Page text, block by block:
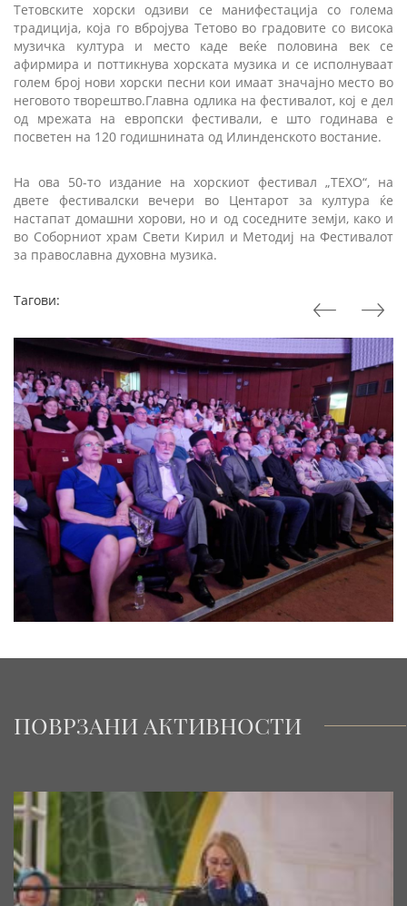
Тетовските хорски одзиви се манифестација со голема
традиција, која го вбројува Тетово во градовите со висока
музичка култура и место каде веќе половина век се
афирмира и поттикнува хорската музика и се исполнуваат
голем број нови хорски песни кои имаат значајно место во
неговото творештво.Главна одлика на фестивалот, кој е дел
од мрежата на европски фестивали, е што годинава е
посветен на 120 годишнината од Илинденското востание.
На ова 50-то издание на хорскиот фестивал „ТЕХО“, на
двете фестивалски вечери во Центарот за култура ќе
настапат домашни хорови, но и од соседните земји, како и
во Соборниот храм Свети Кирил и Методиј на Фестивалот
за православна духовна музика.
Тагови:
ПОВРЗАНИ АКТИВНОСТИ